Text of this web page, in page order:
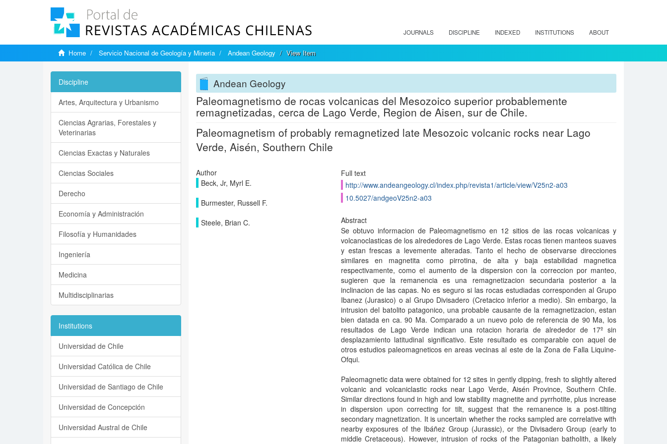
JOURNALS DISCIPLINE INDEXED INSTITUTIONS ABOUT
Home Servicio Nacional de Geología y Minería Andean Geology View Item
Andean Geology
Paleomagnetismo de rocas volcanicas del Mesozoico superior probablemente
remagnetizadas, cerca de Lago Verde, Region de Aisen, sur de Chile.
Paleomagnetism of probably remagnetized late Mesozoic volcanic rocks near Lago
Verde, Aisén, Southern Chile
Author
Beck, Jr, Myrl E.
Burmester, Russell F.
Steele, Brian C.
Full text
http://www.andeangeology.cl/index.php/revista1/article/view/V25n2-a03
10.5027/andgeoV25n2-a03
Abstract
Se obtuvo informacion de Paleomagnetismo en 12 sitios de las rocas volcanicas y
volcanoclasticas de los alrededores de Lago Verde. Estas rocas tienen manteos suaves
y estan frescas a levemente alteradas. Tanto el hecho de observarse direcciones
similares en magnetita como pirrotina, de alta y baja estabilidad magnetica
respectivamente, como el aumento de la dispersion con la correccion por manteo,
sugieren que la remanencia es una remagnetizacion secundaria posterior a la
inclinacion de las capas. No es seguro si las rocas estudiadas corresponden al Grupo
Ibanez (Jurasico) o al Grupo Divisadero (Cretacico inferior a medio). Sin embargo, la
intrusion del batolito patagonico, una probable causante de la remagnetizacion, estan
bien datada en ca. 90 Ma. Comparado a un nuevo polo de referencia de 90 Ma, los
resultados de Lago Verde indican una rotacion horaria de alrededor de 17º sin
desplazamiento latitudinal significativo. Este resultado es comparable con aquel de
otros estudios paleomagneticos en areas vecinas al este de la Zona de Falla Liquine-
Ofqui.
Paleomagnetic data were obtained for 12 sites in gently dipping, fresh to slightly altered
volcanic and volcaniclastic rocks near Lago Verde, Aisén Province, Southern Chile.
Similar directions found in high and low stability magnetite and pyrrhotite, plus increase
in dispersion upon correcting for tilt, suggest that the remanence is a post-tilting
secondary magnetization. It is uncertain whether the rocks sampled are correlative with
nearby exposures of the Ibáñez Group (Jurassic), or the Divisadero Group (early to
middle Cretaceous). However, intrusion of rocks of the Patagonian batholith, a likely
Discipline
Artes, Arquitectura y Urbanismo
Ciencias Agrarias, Forestales y
Veterinarias
Ciencias Exactas y Naturales
Ciencias Sociales
Derecho
Economía y Administración
Filosofía y Humanidades
Ingeniería
Medicina
Multidisciplinarias
Institutions
Universidad de Chile
Universidad Católica de Chile
Universidad de Santiago de Chile
Universidad de Concepción
Universidad Austral de Chile